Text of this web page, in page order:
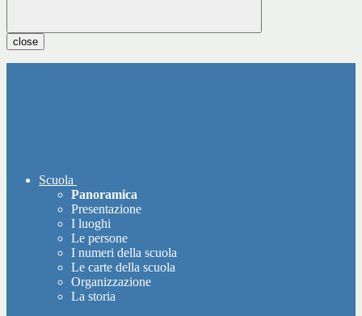
close
Scuola
Panoramica
Presentazione
I luoghi
Le persone
I numeri della scuola
Le carte della scuola
Organizzazione
La storia